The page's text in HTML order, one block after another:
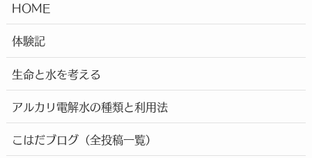
HOME
体験記
生命と水を考える
アルカリ電解水の種類と利用法
こはだブログ（全投稿一覧）